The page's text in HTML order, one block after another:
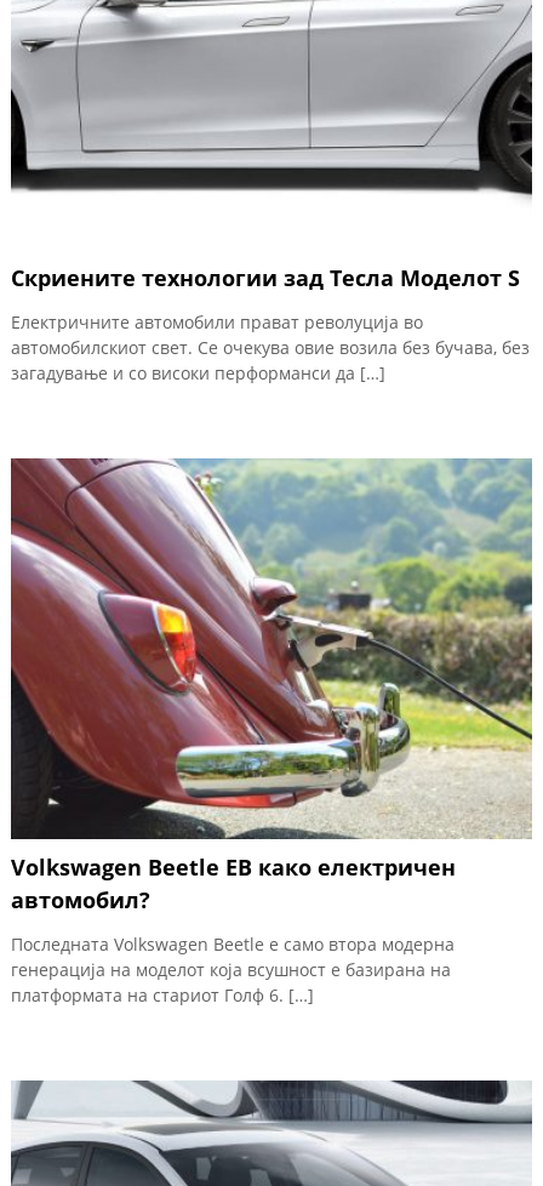
Скриените технологии зад Тесла Моделот S
Електричните автомобили прават револуција во
автомобилскиот свет. Се очекува овие возила без бучава, без
загадување и со високи перформанси да […]
Volkswagen Beetle ЕВ како електричен
автомобил?
Последната Volkswagen Beetle е само втора модерна
генерација на моделот која всушност е базирана на
платформата на стариот Голф 6. […]